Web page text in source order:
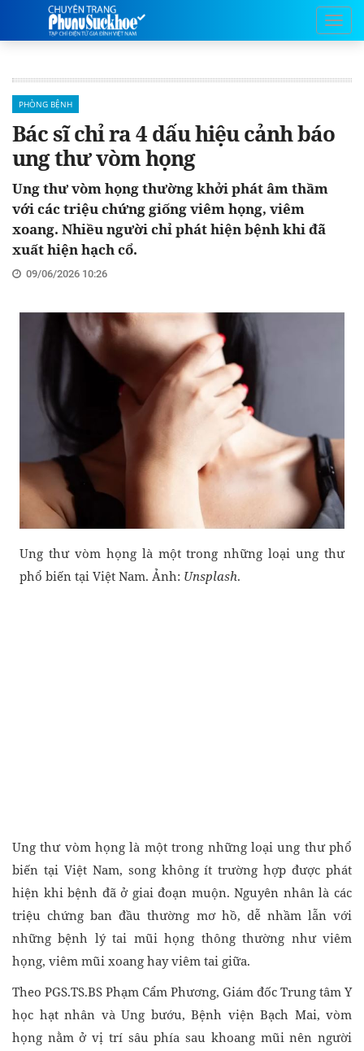
PHÒNG BỆNH
Bác sĩ chỉ ra 4 dấu hiệu cảnh báo
ung thư vòm họng
Ung thư vòm họng thường khởi phát âm thầm
với các triệu chứng giống viêm họng, viêm
xoang. Nhiều người chỉ phát hiện bệnh khi đã
xuất hiện hạch cổ.
09/06/2026 10:26
Ung thư vòm họng là một trong những loại ung thư
phổ biến tại Việt Nam. Ảnh: Unsplash.
Ung thư vòm họng là một trong những loại ung thư phổ
biến tại Việt Nam, song không ít trường hợp được phát
hiện khi bệnh đã ở giai đoạn muộn. Nguyên nhân là các
triệu chứng ban đầu thường mơ hồ, dễ nhầm lẫn với
những bệnh lý tai mũi họng thông thường như viêm
họng, viêm mũi xoang hay viêm tai giữa.
Theo PGS.TS.BS Phạm Cẩm Phương, Giám đốc Trung tâm Y
học hạt nhân và Ung bướu, Bệnh viện Bạch Mai, vòm
họng nằm ở vị trí sâu phía sau khoang mũi nên người